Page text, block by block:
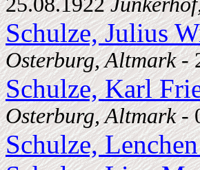
Schulze, Julius
Osterburg, Altmark-
Schulze, Karl
Osterburg, Altmark-
Schulze,